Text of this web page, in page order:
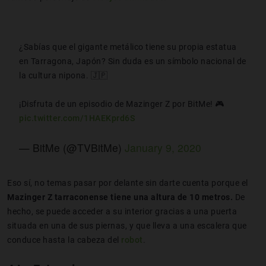
¿Sabías que el gigante metálico tiene su propia estatua
en Tarragona, Japón? Sin duda es un símbolo nacional de
la cultura nipona. 🇯🇵
¡Disfruta de un episodio de Mazinger Z por BitMe! 🎮
pic.twitter.com/1HAEKprd6S
— BitMe (@TVBitMe) January 9, 2020
Eso sí, no temas pasar por delante sin darte cuenta porque el
Mazinger Z tarraconense tiene una altura de 10 metros. De
hecho, se puede acceder a su interior gracias a una puerta
situada en una de sus piernas, y que lleva a una escalera que
conduce hasta la cabeza del robot